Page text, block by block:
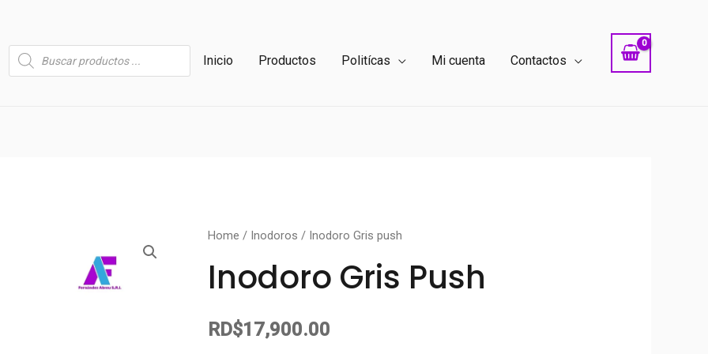
Búsqueda
de
productos
Inicio Productos Politícas Mi cuenta Contactos
Home / Inodoros / Inodoro Gris push
Inodoro Gris Push
RD$17,900.00
Inodoro
push